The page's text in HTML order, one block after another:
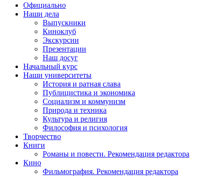
Официально
Наши дела
Выпускники
Киноклуб
Экскурсии
Презентации
Наш досуг
Начальный курс
Наши университеты
История и ратная слава
Публицистика и экономика
Социализм и коммунизм
Природа и техника
Культура и религия
Философия и психология
Творчество
Книги
Романы и повести. Рекомендация редактора
Кино
Фильмография. Рекомендация редактора